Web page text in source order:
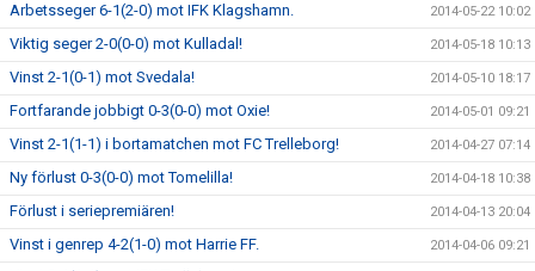
Arbetsseger 6-1(2-0) mot IFK Klagshamn. 2014-05-22 10:02
Viktig seger 2-0(0-0) mot Kulladal! 2014-05-18 10:13
Vinst 2-1(0-1) mot Svedala! 2014-05-10 18:17
Fortfarande jobbigt 0-3(0-0) mot Oxie! 2014-05-01 09:21
Vinst 2-1(1-1) i bortamatchen mot FC Trelleborg! 2014-04-27 07:14
Ny förlust 0-3(0-0) mot Tomelilla! 2014-04-18 10:38
Förlust i seriepremiären! 2014-04-13 20:04
Vinst i genrep 4-2(1-0) mot Harrie FF. 2014-04-06 09:21